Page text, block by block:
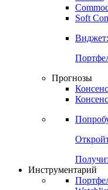
Золото
Нефть
Бензин
Soft
Виджет:
Прогнозы